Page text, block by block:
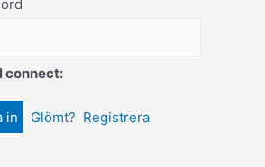
connect:
Glömt? Registrera